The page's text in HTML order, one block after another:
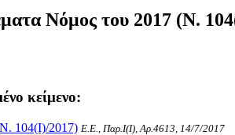
Νόμος του 2017 (Ν.
κείμενο:
104(I)/2017) Ε.Ε., Παρ.Ι(I), Αρ.4613, 14/7/2017